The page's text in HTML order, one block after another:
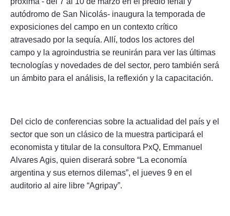
autódromo de San Nicolás- inaugura la temporada de
exposiciones del campo en un contexto crítico
atravesado por la sequía. Allí, todos los actores del
campo y la agroindustria se reunirán para ver las últimas
tecnologías y novedades de del sector, pero también será
un ámbito para el análisis, la reflexión y la capacitación.
Del ciclo de conferencias sobre la actualidad del país y el
sector que son un clásico de la muestra participará el
economista y titular de la consultora PxQ, Emmanuel
Alvares Agis, quien diserará sobre “La economía
argentina y sus eternos dilemas”, el jueves 9 en el
auditorio al aire libre “Agripay”.